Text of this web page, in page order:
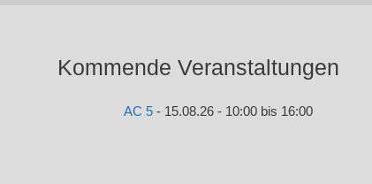
Kommende Veranstaltungen
AC 5- 15.08.26 - 10:00 bis 16:00